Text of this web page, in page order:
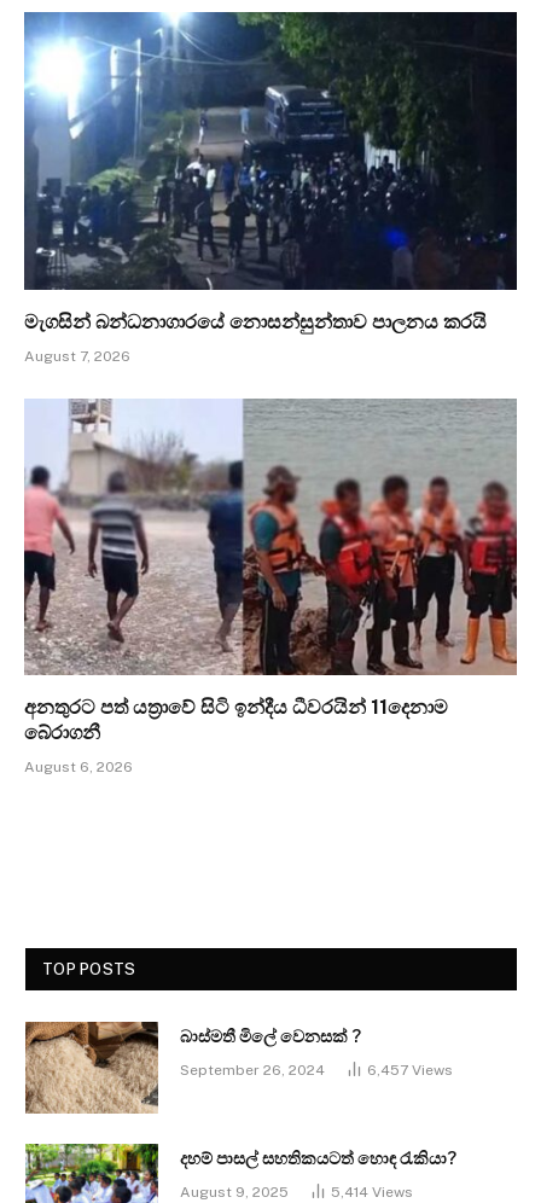
මැගසින් බන්ධනාගාරයේ නොසන්සුන්තාව පාලනය කරයි
August 7, 2026
අනතුරට පත් යත්‍රාවේ සිටි ඉන්දීය ධීවරයින් 11දෙනාම
බේරාගනී
August 6, 2026
TOP POSTS
බාස්මතී මිලේ වෙනසක් ?
September 26, 2024 6,457 Views
දහම් පාසල් සහතිකයටත් හොඳ රැකියා?
August 9, 2025 5,414 Views